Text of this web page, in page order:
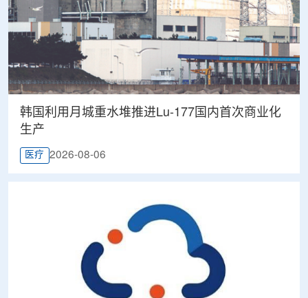
韩国利用月城重水堆推进Lu-177国内首次商业化
生产
医疗 2026-08-06